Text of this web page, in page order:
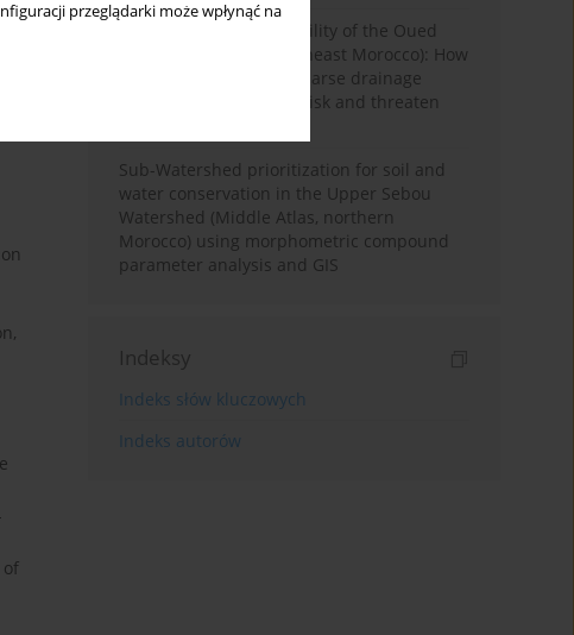
przeglądarki może wpłynąć na
of
Morphometric vulnerability of the Oued
Rheris watershed (southeast Morocco): How
elongated shape and sparse drainage
amplify desertification risk and threaten
Sub-Watershed prioritization for soil and
water conservation in the Upper Sebou
Watershed (Middle Atlas, northern
Morocco) using morphometric compound
parameter analysis and GIS
Indeksy
Indeks słów kluczowych
Indeks autorów